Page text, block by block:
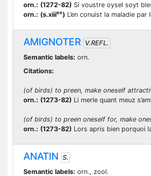
orn.: (1272-82) Si voustre oysel soyt
orn.: (s.xiiiex) L’en conuist la maladie
AMIGNOTER V.REFL.
Semantic labels: orn.
Citations:
(of birds) to preen, make oneself
orn.: (1273-82) Li merle quant meuz
(of birds) to preen oneself for, make
orn.: (1273-82) Lors apris bien porquoi
ANATIN S.
Semantic labels: orn., zool.